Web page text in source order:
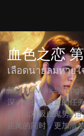
血色之恋
เลือดนายลมหาย
第六集: Mark与Tong
深，保护黄金血的任
扎。面对吸血鬼势力
距离的同时，更加清